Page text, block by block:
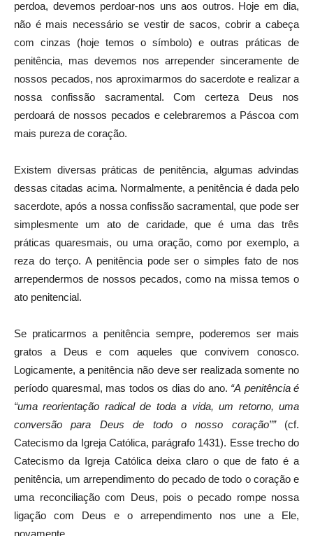
perdoa, devemos perdoar-nos uns aos outros. Hoje em dia,
não é mais necessário se vestir de sacos, cobrir a cabeça
com cinzas (hoje temos o símbolo) e outras práticas de
penitência, mas devemos nos arrepender sinceramente de
nossos pecados, nos aproximarmos do sacerdote e realizar a
nossa confissão sacramental. Com certeza Deus nos
perdoará de nossos pecados e celebraremos a Páscoa com
mais pureza de coração.
Existem diversas práticas de penitência, algumas advindas
dessas citadas acima. Normalmente, a penitência é dada pelo
sacerdote, após a nossa confissão sacramental, que pode ser
simplesmente um ato de caridade, que é uma das três
práticas quaresmais, ou uma oração, como por exemplo, a
reza do terço. A penitência pode ser o simples fato de nos
arrependermos de nossos pecados, como na missa temos o
ato penitencial.
Se praticarmos a penitência sempre, poderemos ser mais
gratos a Deus e com aqueles que convivem conosco.
Logicamente, a penitência não deve ser realizada somente no
período quaresmal, mas todos os dias do ano. “A penitência é
“uma reorientação radical de toda a vida, um retorno, uma
conversão para Deus de todo o nosso coração”” (cf.
Catecismo da Igreja Católica, parágrafo 1431). Esse trecho do
Catecismo da Igreja Católica deixa claro o que de fato é a
penitência, um arrependimento do pecado de todo o coração e
uma reconciliação com Deus, pois o pecado rompe nossa
ligação com Deus e o arrependimento nos une a Ele,
novamente.